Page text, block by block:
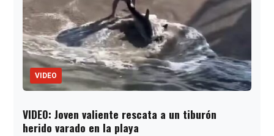
VIDEO
VIDEO: Joven valiente rescata a un tiburón
herido varado en la playa